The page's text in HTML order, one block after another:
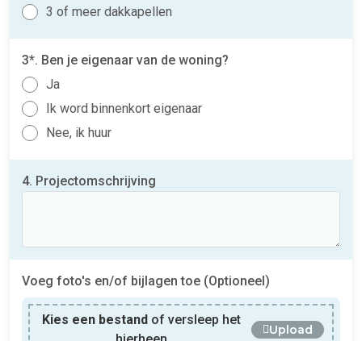
3 of meer dakkapellen
3*. Ben je eigenaar van de woning?
Ja
Ik word binnenkort eigenaar
Nee, ik huur
4. Projectomschrijving
Voeg foto's en/of bijlagen toe (Optioneel)
Kies een bestand of versleep het
Upload